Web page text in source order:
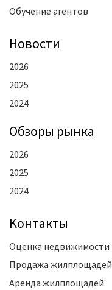
Обучение агентов
Новости
2026
2025
2024
Oбзоры рынка
2026
2025
2024
Kонтакты
Оценка недвижимости
Продажа жилплощадей
Аренда жилплощадей